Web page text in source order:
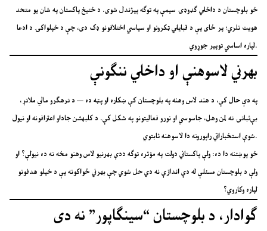
خو بلوچستان د داخلي ګډوډۍ سیمې په توګه پیژندل شوی. د ختیځ پاکستان په شان یو متحد
هویت نلري؛ پر ځای یې د قبایلي ټکرونو او سیاسي اختلافونو ډک دی، چې د خپلواکۍ د ادعا
لپاره اساسي توپیر جوړوي.
بهرني لاسوهنې او داخلي ننګونې
په دې حال کې، د هند لاس وهنه په بلوچستان کې ښکاره او پټه ده — د ترهګرو مالي ملاتړ،
بې‌ثباتۍ ته لمن وهل، جاسوسي او نورو فعالیتونو په شکل کې. د کلبهشن جاداو اعترافونه او نیول
شوې استخباراتي راپورونه دا لاسوهنه ثابتوي.
خو پوښتنه دا ده: ولې پاکستاني دولت په مؤثره توګه ددې بهرنیو لاس وهنو مخه نه ده نیولې؟ او
ولې د بلوچستان مسئلې له دې اندازې نه دي حل شوي چې بهرني ځواکونه یې د خپلو هدفونو
لپاره وکاروي؟
ګوادار، د بلوچستان “سینګاپور” نه دی